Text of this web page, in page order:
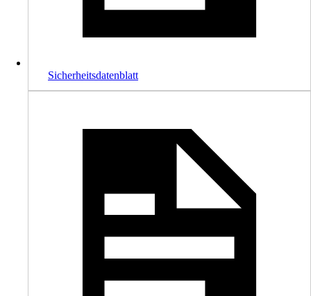
Sicherheitsdatenblatt